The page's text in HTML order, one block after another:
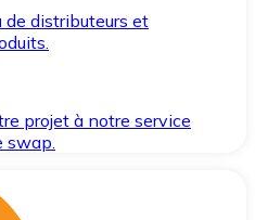
de distributeurs et
projet à notre service
swap.